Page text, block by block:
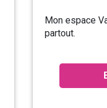
Mon espace
partout.